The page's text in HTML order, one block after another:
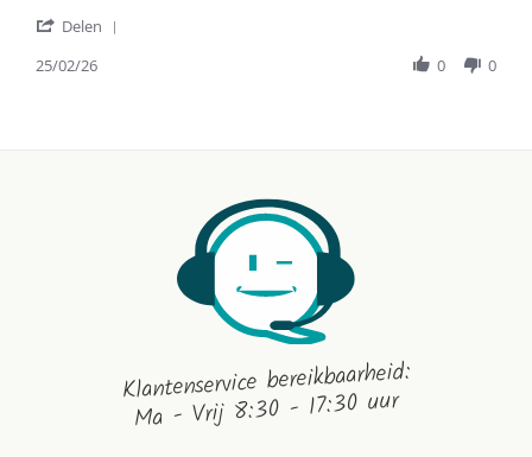
Delen
25/02/26 0 0
Klantenservice bereikbaarheid:
Ma - Vrij 8:30 - 17:30 uur